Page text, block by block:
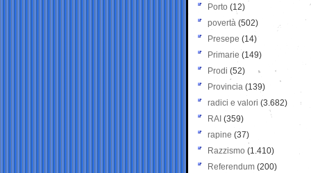
Porto (12)
povertà (502)
Presepe (14)
Primarie (149)
Prodi (52)
Provincia (139)
radici e valori (3.682)
RAI (359)
rapine (37)
Razzismo (1.410)
Referendum (200)